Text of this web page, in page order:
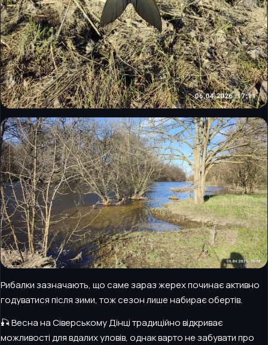
Рибалки зазначають, що саме зараз жерех починає активно
годуватися після зими, тож сезон лише набирає обертів.
🎣 Весна на Сіверському Дінці традиційно відкриває
можливості для вдалих уловів, однак варто не забувати про